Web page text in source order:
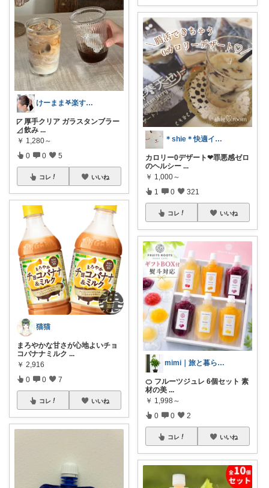
けーまま𖤐楽する家づくり☀︎*.｡
◸ 厚手クリア ガラスタンブラー
◿ 飲み ...
￥ 1,280～
0 0 5
コレ いいね
猫猫
まろやかな甘さが心地よいチョ
コバナナミルク ...
￥ 2,916
0 0 7
コレ いいね
＊shie＊快適インテリア＆雑貨グッズ
カロリー0デザート❤︎罪悪感ゼロ
のヘルシー ...
￥ 1,000～
1 0 321
コレ いいね
mimi｜旅と暮らし ✈️🌿
🍊 フルーツジュレ 6個セット 素
材の美 ...
￥ 1,998～
0 0 2
コレ いいね